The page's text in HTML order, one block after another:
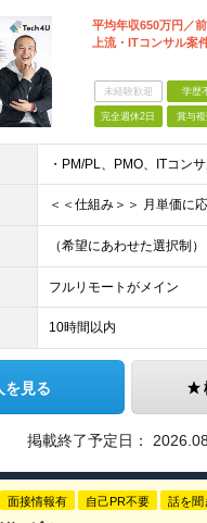
平均年収650万円／
上流・ITコンサル案
未経験歓迎 学歴
完全週休2日 賞与複
フルリモートがメイン
10時間以内
を見る
掲載終了予定日：
面接情報有 自己PR不要 話を聞